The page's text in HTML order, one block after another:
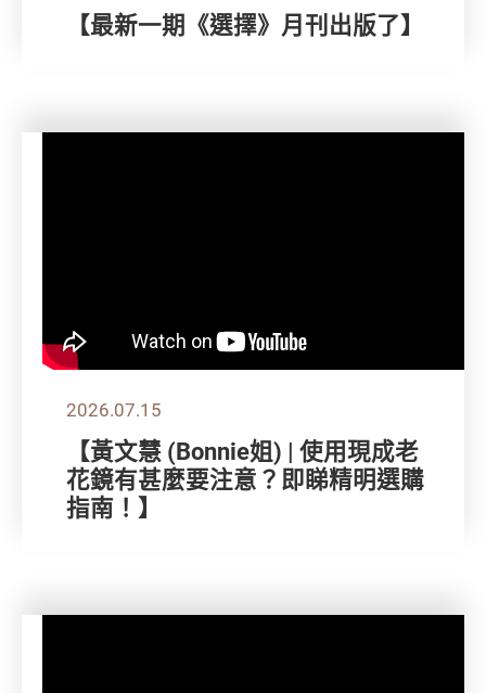
【最新一期《選擇》月刊出版了】
2026.07.15
【黃文慧 (Bonnie姐) | 使用現成老
花鏡有甚麼要注意？即睇精明選購
指南！】